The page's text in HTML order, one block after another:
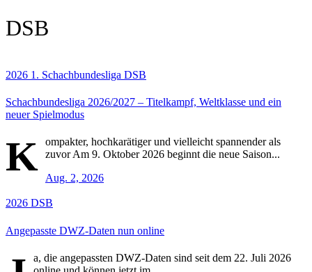
DSB
2026 1. Schachbundesliga DSB
Schachbundesliga 2026/2027 – Titelkampf, Weltklasse und ein
neuer Spielmodus
K ompakter, hochkarätiger und vielleicht spannender als
zuvor Am 9. Oktober 2026 beginnt die neue Saison...
Aug. 2, 2026
2026 DSB
Angepasste DWZ-Daten nun online
a, die angepassten DWZ-Daten sind seit dem 22. Juli 2026